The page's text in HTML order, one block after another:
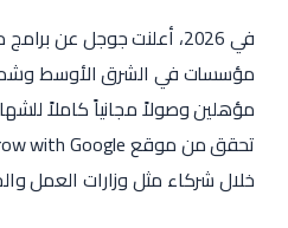
في 2026، أعلنت جوجل عن
مؤسسات في الشرق الأوسط
مؤهلين وصولاً مجانياً كاملاً
خلال شركاء مثل وزارات العمل